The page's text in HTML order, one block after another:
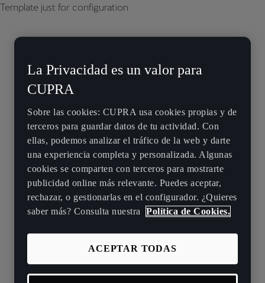
Template just for configuration
La Privacidad es un valor para
CUPRA
Sobre las cookies: CUPRA usa cookies propias y de
terceros para guardar datos de tu actividad. Con
ellas, podemos analizar el tráfico de la web y darte
una experiencia completa y personalizada. Algunas
cookies se comparten con terceros para mostrarte
publicidad online más relevante. Puedes aceptar,
rechazar, o gestionarlas en el configurador. ¿Quieres
saber más? Consulta nuestra Política de Cookies.
ACEPTAR TODAS